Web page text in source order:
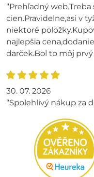
“Prehľadný
cien.Pravidelne,asi v
niektoré
najlepšia
darček.Bol to môj prvý
30. 07. 2026
“Spolehlivý nákup za